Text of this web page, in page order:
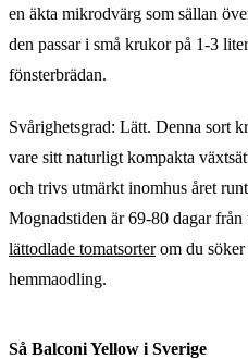
en äkta mikrodvärg som sällan
den passar i små krukor på 1-3
fönsterbrädan.
Svårighetsgrad: Lätt. Denna sort
vare sitt naturligt kompakta
och trivs utmärkt inomhus året
Mognadstiden är 69-80 dagar
lättodlade tomatsorterom du
hemmaodling.
Så Balconi Yellow i Sverige